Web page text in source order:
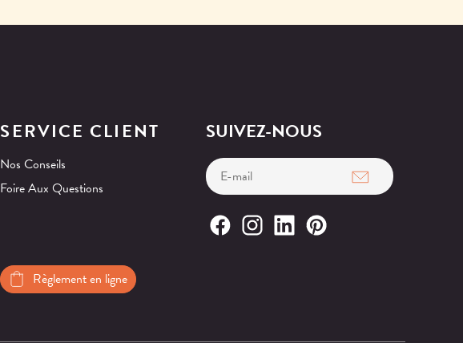
SERVICE CLIENT
Nos Conseils
Foire Aux Questions
Règlement en ligne
SUIVEZ-NOUS